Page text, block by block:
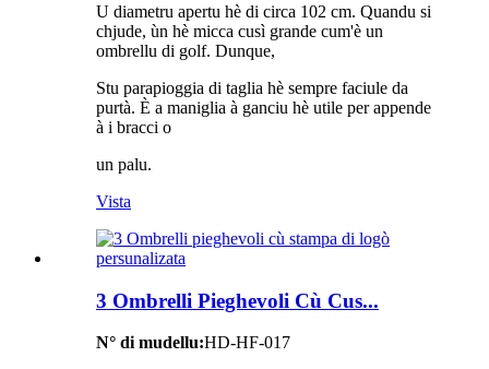
U diametru apertu hè di circa 102 cm. Quandu si
chjude, ùn hè micca cusì grande cum'è un
ombrellu di golf. Dunque,
Stu parapioggia di taglia hè sempre faciule da
purtà. È a maniglia à ganciu hè utile per appende
à i bracci o
un palu.
Vista
3 Ombrelli Pieghevoli Cù Cus...
N° di mudellu:HD-HF-017